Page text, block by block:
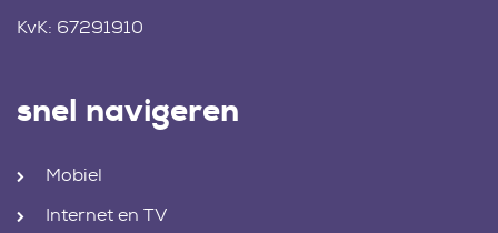
KvK: 67291910
snel navigeren
Mobiel
Internet en TV